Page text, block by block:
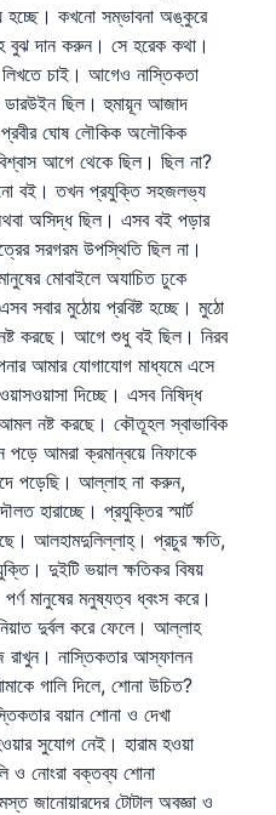
হচ্ছে। কখনো সম্ভাবনা অঙ্কুরে
বুঝ দান করুন। সে হরেক কথা।
চাই। আগেও নাস্তিকতা
ছিল। হুমায়ূন আজাদ
ঘোষ লৌকিক অলৌকিক
আগে থেকে ছিল। ছিল না?
বই। তখন প্রযুক্তি সহজলভ্য
অসিদ্ধ ছিল। এসব বই পড়ার
সরগরম উপস্থিতি ছিল না।
মোবাইলে অযাচিত ঢুকে
সবার মুঠোয় প্রবিষ্ট হচ্ছে। মুঠো
করছে। আগে শুধু বই ছিল। নিরব
আমার যোগাযোগ মাধ্যমে এসে
দিচ্ছে। এসব নিষিদ্ধ
নষ্ট করছে। কৌতূহল স্বাভাবিক
আমরা ক্রমান্বয়ে নিফাকে
পড়েছি। আল্লাহ না করুন,
হারাচ্ছে। প্রযুক্তির স্মার্ট
আলহামদুলিল্লাহ্‌। প্রচুর ক্ষতি,
দুইটি ভয়াল ক্ষতিকর বিষয়
মানুষের মনুষ্যত্ব ধ্বংস করে।
দুর্বল করে ফেলে। আল্লাহ
নাস্তিকতার আস্ফালন
গালি দিলে, শোনা উচিত?
বয়ান শোনা ও দেখা
সুযোগ নেই। হারাম হওয়া
ও নোংরা বক্তব্য শোনা
জানোয়ারদের টোটাল অবজ্ঞা ও